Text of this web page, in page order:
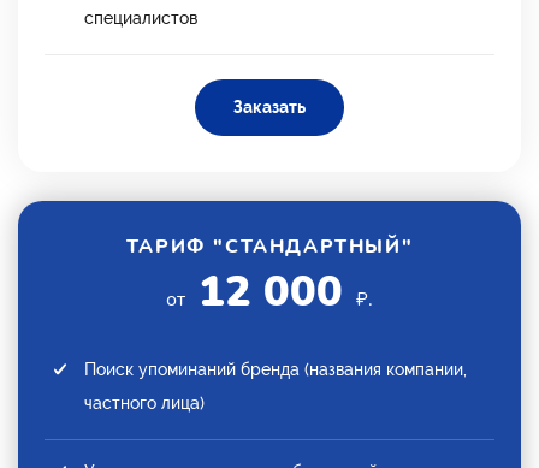
специалистов
Заказать
ТАРИФ "СТАНДАРТНЫЙ"
от 12 000 ₽.
Поиск упоминаний бренда (названия компании,
частного лица)